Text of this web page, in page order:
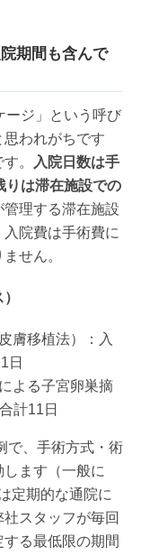
期間も含んで
ージ」という呼び
われがちです
す。
入院日数は手
りは滞在施設での
理する滞在施設
院費は手術費に
せん。
膚移植法）：入
日
よる子宮卵巣摘
計11日
で、手術方式・術
ます（一般に
定期的な通院に
スタッフが毎回
る最低限の期間